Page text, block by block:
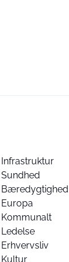
Infrastruktur
Sundhed
Bæredygtighed
Europa
Kommunalt
Ledelse
Erhvervsliv
Kultur